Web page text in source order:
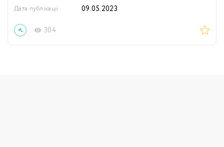
304
Дата публікації 09.05.2023